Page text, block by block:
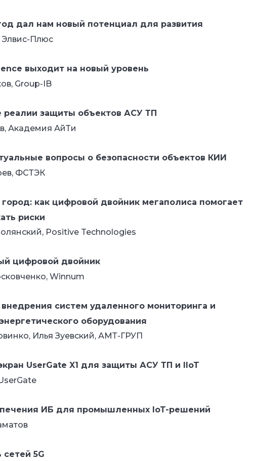
дал нам новый потенциал для развития
Элвис-Плюс
выходит на новый уровень
Group-IB
реалии защиты объектов АСУ ТП
Академия АйТи
вопросы о безопасности объектов КИИ
ФСТЭК
как цифровой двойник мегаполиса помогает
риски
Positive Technologies
цифровой двойник
Winnum
систем удаленного мониторинга и
оборудования
Илья Зуевский, АМТ-ГРУП
UserGate X1 для защиты АСУ ТП и IIoT
ИБ для промышленных IoT-решений
сетей 5G